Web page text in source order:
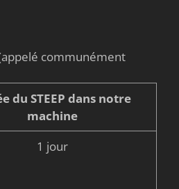
communément
du STEEP dans notre
machine
1 jour